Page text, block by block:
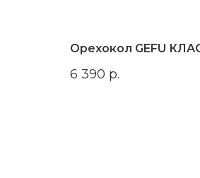
Орехокол GEFU
6 390 р.